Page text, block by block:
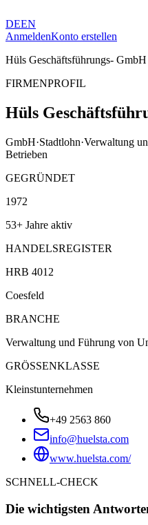
DEEN
AnmeldenKonto erstellen
Hüls Geschäftsführungs- GmbH
FIRMENPROFIL
Hüls
GmbH·Stadtlohn·Verwaltung
Betrieben
GEGRÜNDET
1972
53+ Jahre aktiv
HANDELSREGISTER
HRB 4012
Coesfeld
BRANCHE
Verwaltung und Führung von
GRÖSSENKLASSE
Kleinstunternehmen
+49 2563 860
info@huelsta.com
www.huelsta.com/
SCHNELL-CHECK
Die wichtigsten